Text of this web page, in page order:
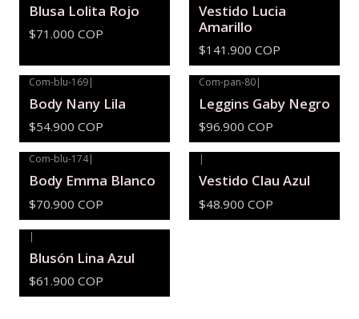
Blusa Lolita Rojo
$71.000 COP
Vestido Lucia
Amarillo
$141.900 COP
Com-blu-169|
Body Nany Lila
$54.900 COP
Com-pan-80|
Leggins Gaby Negro
$96.900 COP
Com-blu-174|
Body Emma Blanco
$70.900 COP
|
Vestido Clau Azul
$48.900 COP
|
Blusón Lina Azul
$61.900 COP